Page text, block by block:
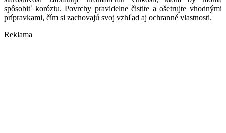
spôsobiť koróziu. Povrchy pravidelne čistite a ošetrujte vhodnými
prípravkami, čím si zachovajú svoj vzhľad aj ochranné vlastnosti.
Reklama